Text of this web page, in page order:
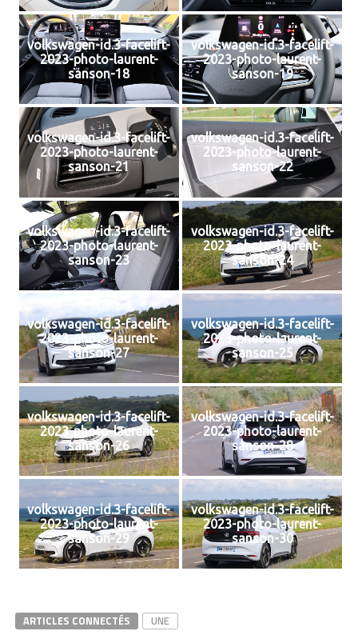
volkswagen-id.3-facelift-
2023-photo-laurent-
sanson-18
volkswagen-id.3-facelift-
2023-photo-laurent-
sanson-19
volkswagen-id.3-facelift-
2023-photo-laurent-
sanson-21
volkswagen-id.3-facelift-
2023-photo-laurent-
sanson-22
volkswagen-id.3-facelift-
2023-photo-laurent-
sanson-23
volkswagen-id.3-facelift-
2023-photo-laurent-
sanson-24
volkswagen-id.3-facelift-
2023-photo-laurent-
sanson-27
volkswagen-id.3-facelift-
2023-photo-laurent-
sanson-25
volkswagen-id.3-facelift-
2023-photo-laurent-
sanson-26
volkswagen-id.3-facelift-
2023-photo-laurent-
sanson-28
volkswagen-id.3-facelift-
2023-photo-laurent-
sanson-29
volkswagen-id.3-facelift-
2023-photo-laurent-
sanson-30
ARTICLES CONNECTÉS UNE